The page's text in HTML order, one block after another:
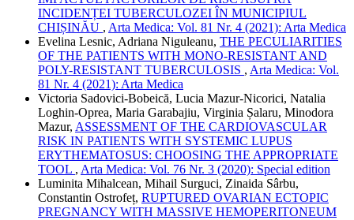
INCIDENȚEI TUBERCULOZEI ÎN MUNICIPIUL
CHIȘINĂU , Arta Medica: Vol. 81 Nr. 4 (2021): Arta Medica
Evelina Lesnic, Adriana Niguleanu, THE PECULIARITIES
OF THE PATIENTS WITH MONO-RESISTANT AND
POLY-RESISTANT TUBERCULOSIS , Arta Medica: Vol.
81 Nr. 4 (2021): Arta Medica
Victoria Sadovici-Bobeică, Lucia Mazur-Nicorici, Natalia
Loghin-Oprea, Maria Garabajiu, Virginia Șalaru, Minodora
Mazur, ASSESSMENT OF THE CARDIOVASCULAR
RISK IN PATIENTS WITH SYSTEMIC LUPUS
ERYTHEMATOSUS: CHOOSING THE APPROPRIATE
TOOL , Arta Medica: Vol. 76 Nr. 3 (2020): Special edition
Luminita Mihalcean, Mihail Surguci, Zinaida Sârbu,
Constantin Ostrofeț, RUPTURED OVARIAN ECTOPIC
PREGNANCY WITH MASSIVE HEMOPERITONEUM